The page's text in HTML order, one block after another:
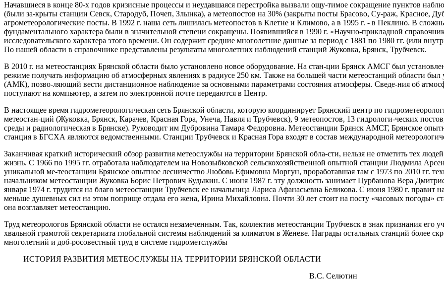
Начавшиеся в конце 80-х годов кризисные процессы и неудавшаяся перестройка вызвали ощу-тимое сокращение пунктов
(были за-крыты станции Севск, Стародуб, Почеп, Злынка), а метеопостов на 30% (закрыты посты Брасово, Су-раж, Красное,
агрометеорологические посты. В 1992 г. наша сеть лишилась метеопостов в Клетне и Климово, а в 1995 г. - в Пеклино. В
фундаментального характера были в значительной сте­пени сокращены. Появившийся в 1990 г. «Научно-прикладной
исследовательского характера этого времени. Он содержит средние многолетние данные за период c 1881 по 1980 гг. (или
По нашей области в справочнике представлены результаты многолетних наблюдений станций Жуковка, Брянск, Трубчевск.
В 2010 г. на метеостанциях Брянской области было установлено новое оборудование. На стан-ции Брянск АМСГ был
режиме получать информацию об атмосферных явлениях в радиусе 250 км. Также на большей части метео­станций области был
(АМК), позво-ляющий вести дистанционное наблюдение за основными параметрами состояния атмосферы. Сведе-ния об
поступают на компьютер, а затем по электронной почте передаются в Центр.
В настоящее время гидрометеорологическая сеть Брянской области, которую координирует Брянский центр по
метеостан-ций (Жуковка, Брянск, Карачев, Красная Гора, Унеча, Навля и Трубчевск), 9 метеопостов, 13 гидрологи-ческих
среды и радиологическая в Брянске). Руководит им Дубровина Тамара Федоровна. Метеостанции Брянск АМСГ, Брянское
станция в БГСХА являются ведомственными. Станции Трубчевск и Красная Гора входят в состав международной
Заканчивая краткий исторический обзор развития метеослужбы на территории Брянской обла-сти, нельзя не отметить тех
жизнь. С 1966 по 1995 гг. отработала наблюдателем на Новозыбковской сельскохозяйственной опытной станции Людмила
уникальной ме-теостанции Брянское опытное лесничество Любовь Ефимовна Моргун, проработавшая там с 1973 по 2010 гг.
начальником метеостанции Жуковка Борис Петрович Будыкин. С июня 1987 г. эту должность занимает Цурбанова Вера
января 1974 г. трудится на благо метео­станции Трубчевск ее начальница Лариса Афанасьевна Беликова. С июня 1980 г.
меньше душевных сил на этом поприще отдала его жена, Ирина Михайловна. Почти 30 лет стоит на посту «часовых погоды»
она возглавляет метеостанцию.
Труд метеорологов Брянской области не остался незамеченным. Так, коллектив метеостанции Трубчевск в знак признания
хвальной грамотой секретариата глобальной системы наблюдений за климатом в Женеве. Награды остальных станций более
многолетний и доб-росовестный труд в системе гидрометслужбы
ИСТОРИЯ РАЗВИТИЯ МЕТЕОСЛУЖБЫ НА ТЕРРИТОРИИ БРЯНСКОЙ ОБЛАСТИ
B.C. Селютин